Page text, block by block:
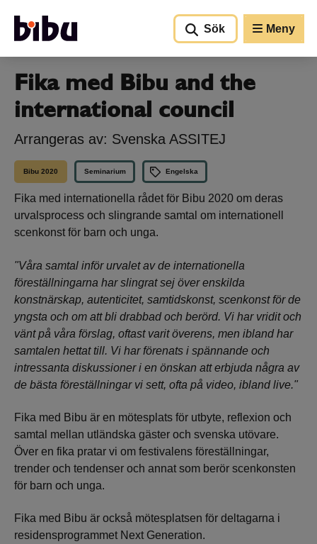
Sök
Meny
Fika med Bibu and the
international council
Arrangeras av: Svenska ASSITEJ
Bibu 2020 Seminarium Engelska
Fika med internationella rådet för Bibu 2020 om deras
urvalsprocess och slingrande samtal om internationell
scenkonst för barn och unga.
"Våra samtal inför urvalet av de internationella
föreställningarna har slingrat sej över enskilda
konstnärskap, autenticitet, samtidskonst, scenkonst för de
yngsta och om att bli drabbad och berörd. Vi har vridit och
vänt på våra förslag, oftast varit överens, men ibland har
samtalen hettat till. Vi har förenats i spännande och
intressanta diskussioner i en önskan att erbjuda några av
de bästa föreställningar vi sett, ofta på video, ibland live."
Fika med Bibu är en mötesplats för utbyte, reflexion och
samtal mellan utländska gäster och svenska utövare.
Över en fika pratar vi om festivalens föreställningar,
trender och tendenser och annat som berör scenkonsten
för barn och unga.
Fika med Bibu är också mötesplatsen för deltagarna i
residensprogrammet Next Generation.